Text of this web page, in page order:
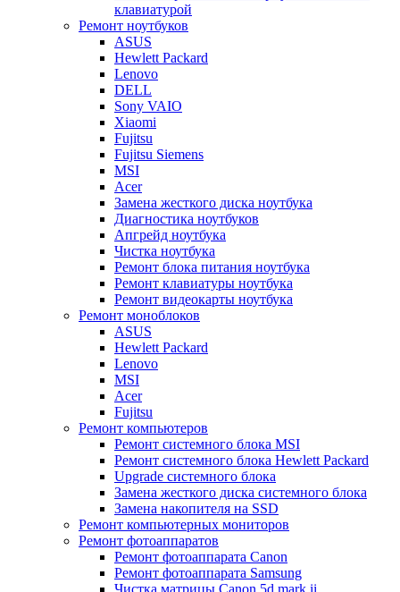
клавиатурой
Ремонт ноутбуков
ASUS
Hewlett Packard
Lenovo
DELL
Sony VAIO
Xiaomi
Fujitsu
Fujitsu Siemens
MSI
Acer
Замена жесткого диска ноутбука
Диагностика ноутбуков
Апгрейд ноутбука
Чистка ноутбука
Ремонт блока питания ноутбука
Ремонт клавиатуры ноутбука
Ремонт видеокарты ноутбука
Ремонт моноблоков
ASUS
Hewlett Packard
Lenovo
MSI
Acer
Fujitsu
Ремонт компьютеров
Ремонт системного блока MSI
Ремонт системного блока Hewlett Packard
Upgrade системного блока
Замена жесткого диска системного блока
Замена накопителя на SSD
Ремонт компьютерных мониторов
Ремонт фотоаппаратов
Ремонт фотоаппарата Canon
Ремонт фотоаппарата Samsung
Чистка матрицы Canon 5d mark ii